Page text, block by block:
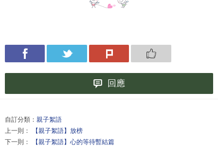
回應
自訂分類： 親子絮語
上一則：
【親子絮語】放榜
下一則：
【親子絮語】心的等待暫結篇